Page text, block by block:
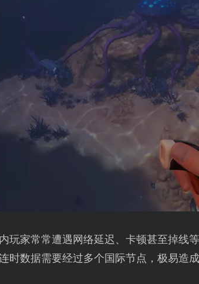
玩家常常遭遇网络延迟、卡顿甚至掉线
时数据需要经过多个国际节点，极易造